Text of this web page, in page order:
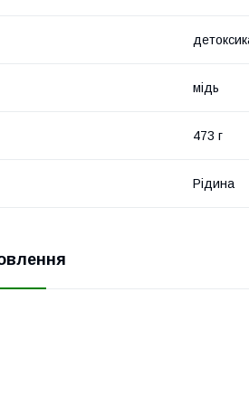
мідь
473 г
Рідина